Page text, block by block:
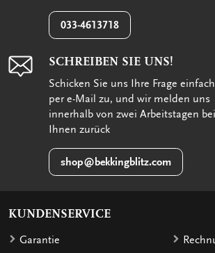
033-4613718
SCHREIBEN SIE UNS!
Schicken Sie uns Ihre Frage einfach
per e-Mail zu, und wir melden uns
innerhalb von zwei Arbeitstagen bei
Ihnen zurück
shop@bekkingblitz.com
KUNDENSERVICE
Garantie